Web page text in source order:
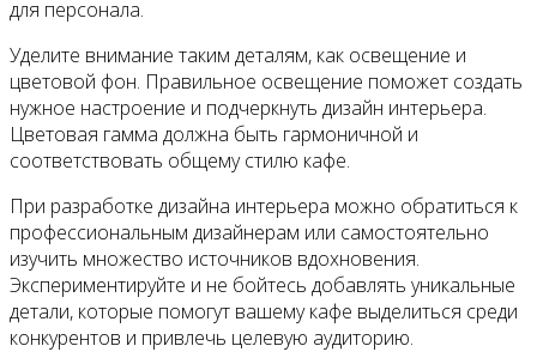
для персонала.
Уделите внимание таким деталям, как освещение и
цветовой фон. Правильное освещение поможет создать
нужное настроение и подчеркнуть дизайн интерьера.
Цветовая гамма должна быть гармоничной и
соответствовать общему стилю кафе.
При разработке дизайна интерьера можно обратиться к
профессиональным дизайнерам или самостоятельно
изучить множество источников вдохновения.
Экспериментируйте и не бойтесь добавлять уникальные
детали, которые помогут вашему кафе выделиться среди
конкурентов и привлечь целевую аудиторию.